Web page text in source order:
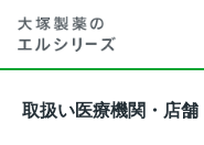
取扱い医療機関・店舗